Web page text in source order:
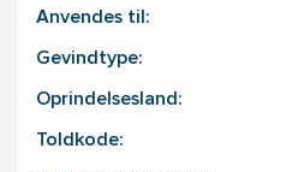
Anvendes til:
Gevindtype:
Oprindelsesland:
Toldkode: